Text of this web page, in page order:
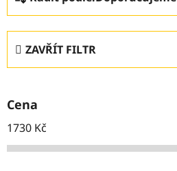
z
n
í
r
o
d
ZAVŘÍT FILTR
Cena
1730 Kč